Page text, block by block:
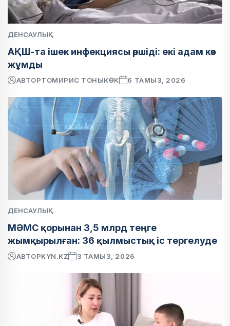
ДЕНСАУЛЫҚ
АҚШ-та ішек инфекциясы өршіді: екі адам көз
жұмды
АВТОРТОМИРИС ТОНЫКӨК 6 ТАМЫЗ, 2026
ДЕНСАУЛЫҚ
МӘМС қорынан 3,5 млрд теңге
жымқырылған: 36 қылмыстық іс тергелуде
АВТОРKYN.KZ 3 ТАМЫЗ, 2026